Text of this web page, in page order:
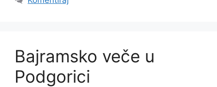
Bajramsko veče u
Podgorici